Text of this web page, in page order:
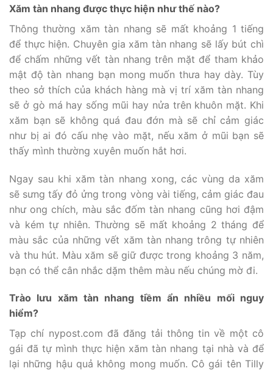
Xăm tàn nhang được thực hiện như thế nào?
Thông thường xăm tàn nhang sẽ mất khoảng 1 tiếng
để thực hiện. Chuyên gia xăm tàn nhang sẽ lấy bút chì
để chấm những vết tàn nhang trên mặt để tham khảo
mật độ tàn nhang bạn mong muốn thưa hay dày. Tùy
theo sở thích của khách hàng mà vị trí xăm tàn nhang
sẽ ở gò má hay sống mũi hay nửa trên khuôn mặt. Khi
xăm bạn sẽ không quá đau đớn mà sẽ chỉ cảm giác
như bị ai đó cấu nhẹ vào mặt, nếu xăm ở mũi bạn sẽ
thấy mình thường xuyên muốn hắt hơi.
Ngay sau khi xăm tàn nhang xong, các vùng da xăm
sẽ sưng tấy đỏ ửng trong vòng vài tiếng, cảm giác đau
như ong chích, màu sắc đốm tàn nhang cũng hơi đậm
và kém tự nhiên. Thường sẽ mất khoảng 2 tháng để
màu sắc của những vết xăm tàn nhang trông tự nhiên
và thu hút. Màu xăm sẽ giữ được trong khoảng 3 năm,
bạn có thể cân nhắc dặm thêm màu nếu chúng mờ đi.
Trào lưu xăm tàn nhang tiềm ẩn nhiều mối nguy
hiểm?
Tạp chí nypost.com đã đăng tải thông tin về một cô
gái đã tự mình thực hiện xăm tàn nhang tại nhà và để
lại những hậu quả không mong muốn. Cô gái tên Tilly